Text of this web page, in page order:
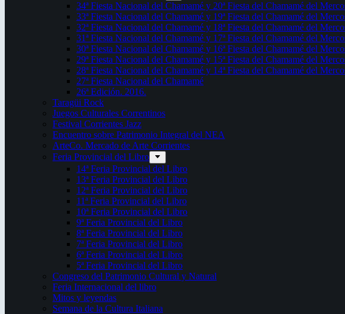
34ª Fiesta Nacional del Chamamé y 20ª Fiesta del Chamamé del
33ª Fiesta Nacional del Chamamé y 19ª Fiesta del Chamamé del
32ª Fiesta Nacional del Chamamé y 18ª Fiesta del Chamamé del
31ª Fiesta Nacional del Chamamé y 17ª Fiesta del Chamamé del
30ª Fiesta Nacional del Chamamé y 16ª Fiesta del Chamamé del
29ª Fiesta Nacional del Chamamé y 15ª Fiesta del Chamamé del
28ª Fiesta Nacional del Chamamé y 14ª Fiesta del Chamamé del
27ª Fiesta Nacional del Chamamé
26ª Edición. 2016.
Taragüi Rock
Juegos Culturales Correntinos
Festival Corrientes Jazz
Encuentro sobre Patrimonio Integral del NEA
ArteCo. Mercado de Arte Corrientes
Feria Provincial del Libro
14ª Feria Provincial del Libro
13ª Feria Provincial del Libro
12ª Feria Provincial del Libro
11ª Feria Provincial del Libro
10ª Feria Provincial del Libro
9ª Feria Provincial del Libro
8ª Feria Provincial del Libro
7ª Feria Provincial del Libro
6ª Feria Provincial del Libro
5ª Feria Provincial del Libro
Congreso del Patrimonio Cultural y Natural
Feria Internacional del libro
Mitos y leyendas
Semana de la Cultura Italiana